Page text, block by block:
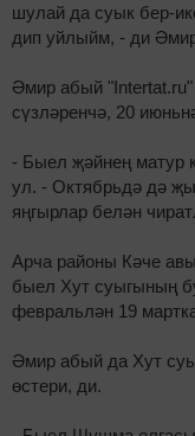
шулай да суык бер-
дип уйлыйм, - ди
Әмир абый
сүзләренчә, 20
- Быел җәйнең матур
ул. - Октябрьдә дә
яңгырлар белән
Арча районы Кәче
быел Хут суыгының
февральлән 19
Әмир абый да Хут
өстери, ди.